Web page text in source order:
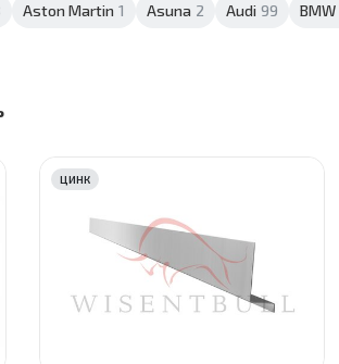
Aston Martin 1 Asuna 2 Audi 99 BMW
ЦИНК